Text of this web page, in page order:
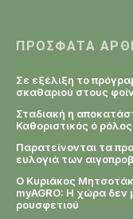
ΠΡΌΣΦΑΤΑ
Σε εξέλιξη το
σκαθαριού στους
Σταδιακή η
Καθοριστικός ό
Παρατείνονται τα
ευλογιά των
Ο Κυριάκος
myAGRO: Η χώρα δεν
ρουσφετιού